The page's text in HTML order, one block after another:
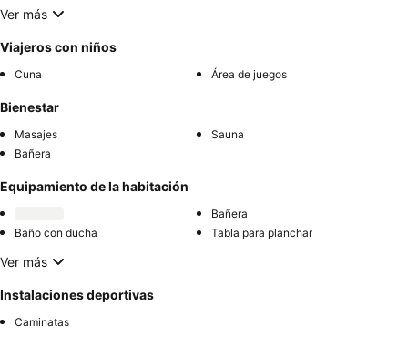
Ver más
Viajeros con niños
Cuna Área de juegos
Bienestar
Masajes
Sauna
Bañera
Equipamiento de la habitación
Bañera
Baño con ducha
Tabla para planchar
Ver más
Instalaciones deportivas
Caminatas